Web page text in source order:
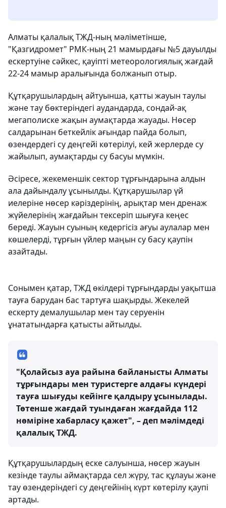
Алматы қалалық ТЖД-ның мәліметінше,
"Қазгидромет" РМК-ның 21 мамырдағы №5 дауылды
ескертуіне сәйкес, қауіпті метеорологиялық жағдай
22-24 мамыр аралығында болжанып отыр.
Құтқарушылардың айтуынша, қатты жауын таулы
және тау бөктеріндегі аудандарда, сондай-ақ
мегаполиске жақын аумақтарда жауады. Нөсер
салдарынан беткейлік ағындар пайда болып,
өзендердегі су деңгейі көтерілуі, кей жерлерде су
жайылып, аумақтарды су басуы мүмкін.
Әсіресе, жекеменшік сектор тұрғындарына алдын
ала дайындалу ұсынылды. Құтқарушылар үй
иелеріне нөсер кәріздерінің, арықтар мен дренаж
жүйелерінің жағдайын тексеріп шығуға кеңес
береді. Жауын суының кедергісіз ағуы аулалар мен
көшелерді, тұрғын үйлер маңын су басу қаупін
азайтады.
Сонымен қатар, ТЖД өкілдері тұрғындарды уақытша
тауға барудан бас тартуға шақырды. Жекелей
ескерту демалушылар мен тау серуенін
ұнататындарға қатысты айтылды.
"Қолайсыз ауа райына байланысты Алматы
тұрғындары мен туристерге алдағы күндері
тауға шығуды кейінге қалдыру ұсынылады.
Төтенше жағдай туындаған жағдайда 112
нөміріне хабарласу қажет", – деп мәлімдеді
қалалық ТЖД.
Құтқарушылардың еске салуынша, нөсер жауын
кезінде таулы аймақтарда сел жүру, тас құлауы және
тау өзендеріндегі су деңгейінің күрт көтерілу қаупі
артады.